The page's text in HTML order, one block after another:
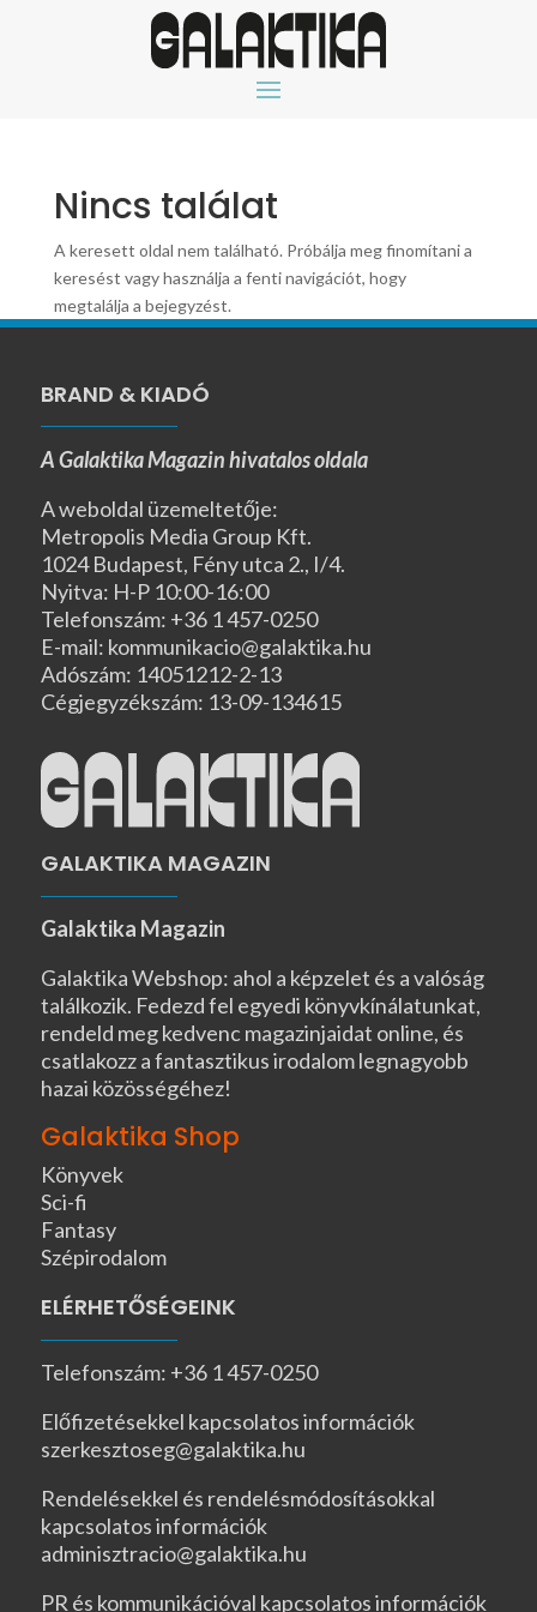
Nincs találat
A keresett oldal nem található. Próbálja meg finomítani a
keresést vagy használja a fenti navigációt, hogy
megtalálja a bejegyzést.
BRAND & KIADÓ
A Galaktika Magazin hivatalos oldala
A weboldal üzemeltetője:
Metropolis Media Group Kft.
1024 Budapest, Fény utca 2., I/4.
Nyitva: H-P 10:00-16:00
Telefonszám: +36 1 457-0250
E-mail: kommunikacio@galaktika.hu
Adószám: 14051212-2-13
Cégjegyzékszám: 13-09-134615
GALAKTIKA MAGAZIN
Galaktika Magazin
Galaktika Webshop: ahol a képzelet és a valóság
találkozik. Fedezd fel egyedi könyvkínálatunkat,
rendeld meg kedvenc magazinjaidat online, és
csatlakozz a fantasztikus irodalom legnagyobb
hazai közösségéhez!
Galaktika Shop
Könyvek
Sci-fi
Fantasy
Szépirodalom
ELÉRHETŐSÉGEINK
Telefonszám: +36 1 457-0250
Előfizetésekkel kapcsolatos információk
szerkesztoseg@galaktika.hu
Rendelésekkel és rendelésmódosításokkal
kapcsolatos információk
adminisztracio@galaktika.hu
PR és kommunikációval kapcsolatos információk